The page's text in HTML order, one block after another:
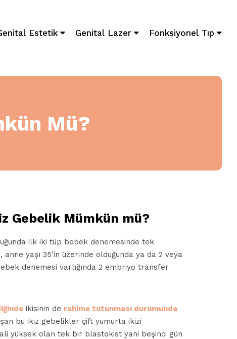
Estetik Genital Lazer Fonksiyonel Tıp
Mü?
Gebelik Mümkün mü?
ilk iki tüp bebek denemesinde tek
yaşı 35’in üzerinde olduğunda ya da 2 veya
denemesi varlığında 2 embriyo transfer
ikisinin de rahime tutunması durumunda
bu ikiz gebelikler çift yumurta ikizi
yüksek olan tek bir blastokist yani beşinci gün